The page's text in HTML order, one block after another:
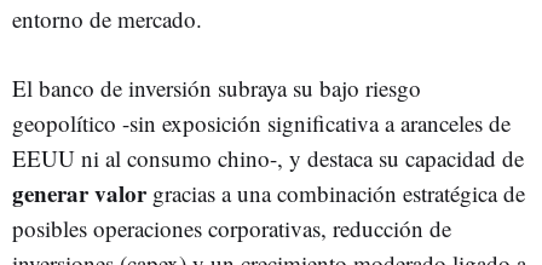
entorno de mercado.
El banco de inversión subraya su bajo riesgo
geopolítico -sin exposición significativa a aranceles de
EEUU ni al consumo chino-, y destaca su capacidad de
generar valorgracias a una combinación estratégica de
posibles operaciones corporativas, reducción de